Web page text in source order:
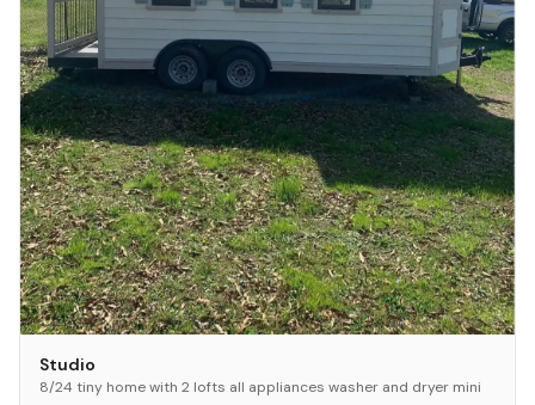
Studio
8/24 tiny home with 2 lofts all appliances washer and dryer mini